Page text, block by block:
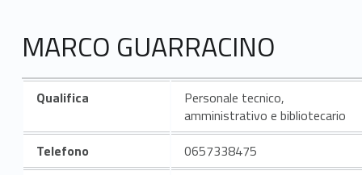
MARCO GUARRACINO
Qualifica
Personale tecnico,
amministrativo e bibliotecario
Telefono
0657338475